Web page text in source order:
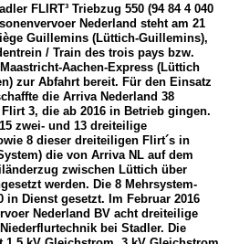
FLIRT³ Triebzug 550 (94 84 4 040
Nederland steht am 21
Guillemins (Lüttich-Guillemins),
/ Train des trois pays bzw.
Aachen-Express (Lüttich
zur Abfahrt bereit. Für den Einsatz
die Arriva Nederland 38
3, die ab 2016 in Betrieb gingen.
zwei- und 13 dreiteilige
8 dieser dreiteiligen Flirt´s in
die von Arriva NL auf dem
zwischen Lüttich über
werden. Die 8 Mehrsystem-
in Dienst gesetzt. Im Februar 2016
Nederland BV acht dreiteilige
bei Stadler. Die